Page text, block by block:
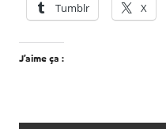
Tumblr X
J’aime ça :